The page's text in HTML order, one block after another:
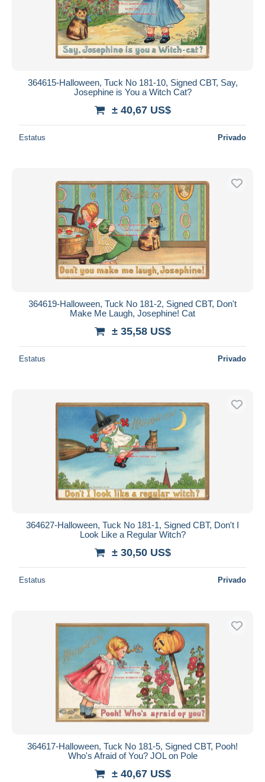
364615-Halloween, Tuck No 181-10, Signed CBT, Say,
Josephine is You a Witch Cat?
± 40,67 US$
Estatus Privado
364619-Halloween, Tuck No 181-2, Signed CBT, Don't
Make Me Laugh, Josephine! Cat
± 35,58 US$
Estatus Privado
364627-Halloween, Tuck No 181-1, Signed CBT, Don't I
Look Like a Regular Witch?
± 30,50 US$
Estatus Privado
364617-Halloween, Tuck No 181-5, Signed CBT, Pooh!
Who's Afraid of You? JOL on Pole
± 40,67 US$